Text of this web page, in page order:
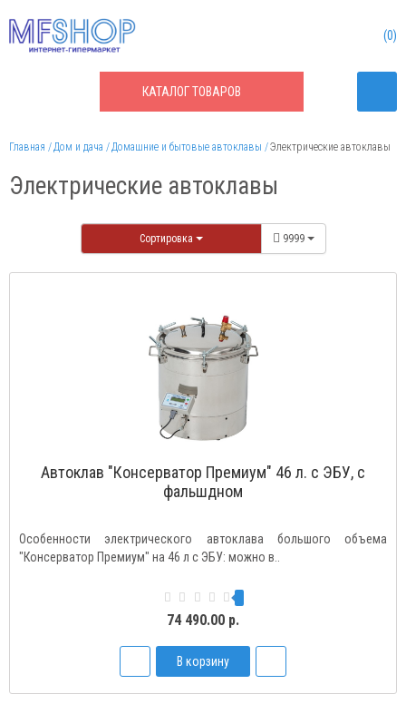
КАТАЛОГТОВАРОВ
0
Главная Дом и дача Домашние и бытовые автоклавы Электрические автоклавы
Электрические автоклавы
Сортировка 9999
Автоклав "Консерватор Премиум" 46 л. с ЭБУ, с
фальшдном
Особенности электрического автоклава большого объема
"Консерватор Премиум" на 46 л с ЭБУ: можно в..
74 490.00 р.
В корзину